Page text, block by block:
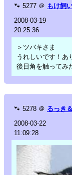
🐾 5277 ＠ もけ飼
2008-03-19
20:25:36
＞ツバキさま
うれしいです！あ
後日角を触ってみ
🐾 5278 ＠ るっき
2008-03-22
11:09:28